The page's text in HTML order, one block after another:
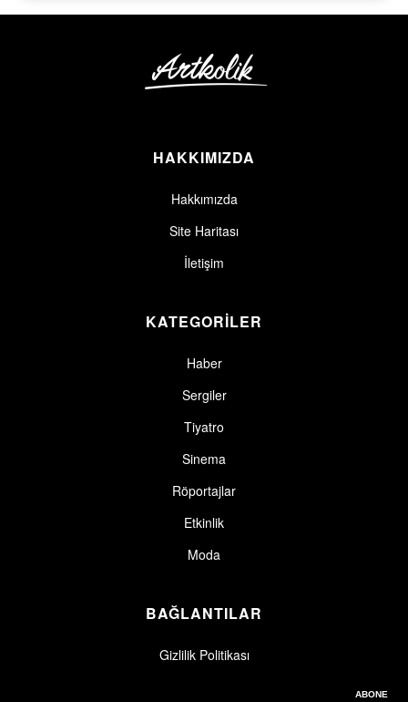
HAKKIMIZDA
Hakkımızda
Site Haritası
İletişim
KATEGORİLER
Haber
Sergiler
Tiyatro
Sinema
Röportajlar
Etkinlik
Moda
BAĞLANTILAR
Gizlilik Politikası
ABONE